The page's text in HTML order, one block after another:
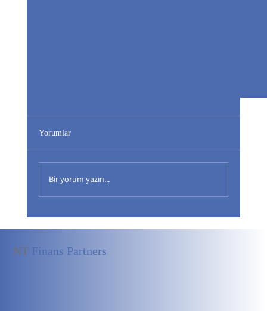
Yorumlar
Bir yorum yazın...
NT Finans Partners